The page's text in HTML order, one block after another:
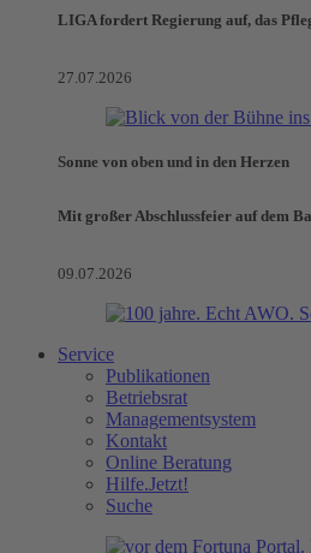
LIGA fordert Regierung auf, das
27.07.2026
Sonne von oben und in den Herzen
Mit großer Abschlussfeier auf dem
09.07.2026
Service
Publikationen
Betriebsrat
Managementsystem
Kontakt
Online Beratung
Hilfe.Jetzt!
Suche